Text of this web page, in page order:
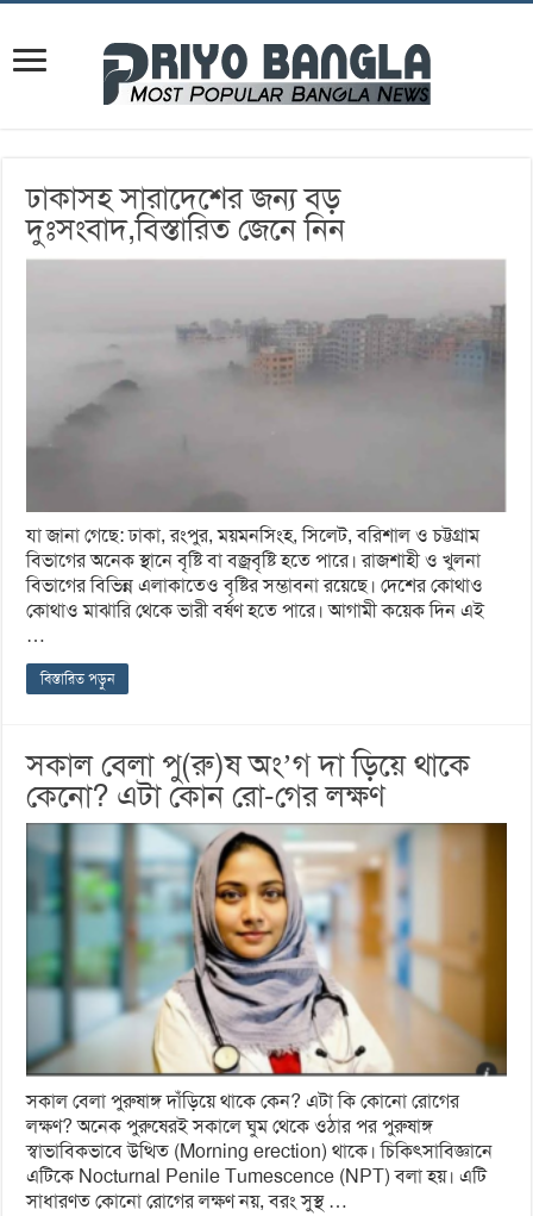
ঢাকাসহ সারাদেশের জন্য বড়
দুঃসংবাদ,বিস্তারিত জেনে নিন
যা জানা গেছে: ঢাকা, রংপুর, ময়মনসিংহ, সিলেট, বরিশাল ও চট্টগ্রাম
বিভাগের অনেক স্থানে বৃষ্টি বা বজ্রবৃষ্টি হতে পারে। রাজশাহী ও খুলনা
বিভাগের বিভিন্ন এলাকাতেও বৃষ্টির সম্ভাবনা রয়েছে। দেশের কোথাও
কোথাও মাঝারি থেকে ভারী বর্ষণ হতে পারে। আগামী কয়েক দিন এই
…
বিস্তারিত পড়ুন
সকাল বেলা পু(রু)ষ অং’গ দা ড়িয়ে থাকে
কেনো? এটা কোন রো-গের লক্ষণ
সকাল বেলা পুরুষাঙ্গ দাঁড়িয়ে থাকে কেন? এটা কি কোনো রোগের
লক্ষণ? অনেক পুরুষেরই সকালে ঘুম থেকে ওঠার পর পুরুষাঙ্গ
স্বাভাবিকভাবে উত্থিত (Morning erection) থাকে। চিকিৎসাবিজ্ঞানে
এটিকে Nocturnal Penile Tumescence (NPT) বলা হয়। এটি
সাধারণত কোনো রোগের লক্ষণ নয়, বরং সুস্থ …